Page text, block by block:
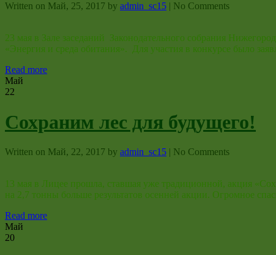
Written on Май, 25, 2017 by admin_sc15 | No Comments
23 мая в Зале заседаний Законодательного собрания
«Энергия и среда обитания». Для участия в конкурсе было
Read more
Май
22
Сохраним лес для будущего!
Written on Май, 22, 2017 by admin_sc15 | No Comments
13 мая в Лицее прошла, ставшая уже традиционной, акция
на 2,7 тонны больше результатов осенней акции. Огромное
Read more
Май
20